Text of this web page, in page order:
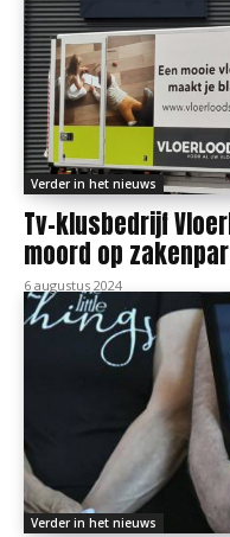
Verder in het nieuws
Tv-klusbedrijf
moord op
6 augustus 2024
Verder in het nieuws